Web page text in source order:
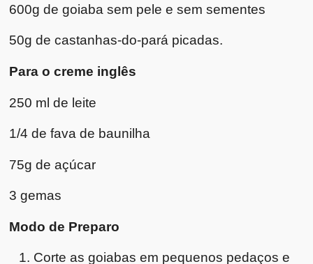
600g de goiaba sem pele e sem sementes
50g de castanhas-do-pará picadas.
Para o creme inglês
250 ml de leite
1/4 de fava de baunilha
75g de açúcar
3 gemas
Modo de Preparo
Corte as goiabas em pequenos pedaços e